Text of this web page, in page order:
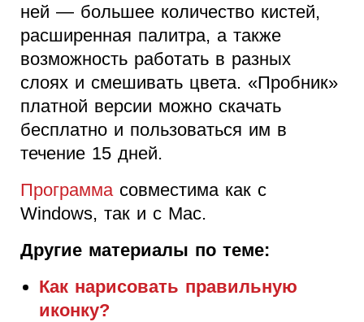
ней — большее количество кистей,
расширенная палитра, а также
возможность работать в разных
слоях и смешивать цвета. «Пробник»
платной версии можно скачать
бесплатно и пользоваться им в
течение 15 дней.
Программасовместима как с
Windows, так и с Mac.
Другие материалы по теме:
Как нарисовать правильную
иконку?